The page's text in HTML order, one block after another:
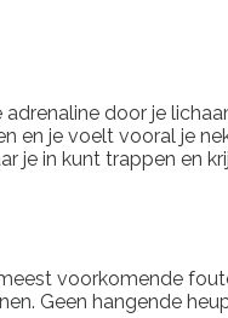
adrenaline door je
je voelt vooral je
je in kunt trappen en
voorkomende
Geen hangende